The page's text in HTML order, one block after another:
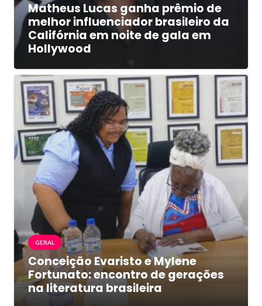
Matheus Lucas ganha prêmio de
melhor influenciador brasileiro da
Califórnia em noite de gala em
Hollywood
GERAL
Conceição Evaristo e Mylene
Fortunato: encontro de gerações
na literatura brasileira